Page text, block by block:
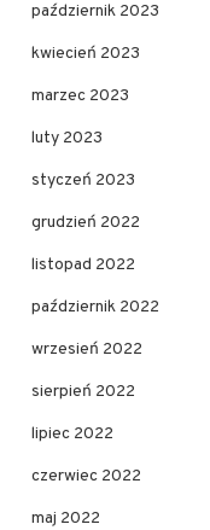
październik 2023
kwiecień 2023
marzec 2023
luty 2023
styczeń 2023
grudzień 2022
listopad 2022
październik 2022
wrzesień 2022
sierpień 2022
lipiec 2022
czerwiec 2022
maj 2022